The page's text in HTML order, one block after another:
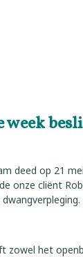
week
deed op 21
onze cliënt
zowel het